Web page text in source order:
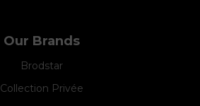
Our Brands
Brodstar
Collection Privée